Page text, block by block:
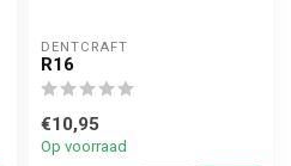
DENTCRAFT
R16
€10,95
Op voorraad